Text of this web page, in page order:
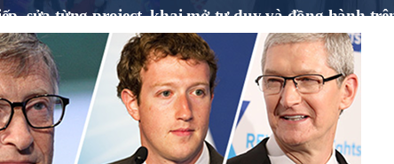
sửa từng project, khai mở tư duy và đồng hành